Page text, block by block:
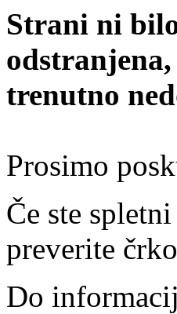
Strani ni
trenutno
Prosimo
Če ste
preverite
Do